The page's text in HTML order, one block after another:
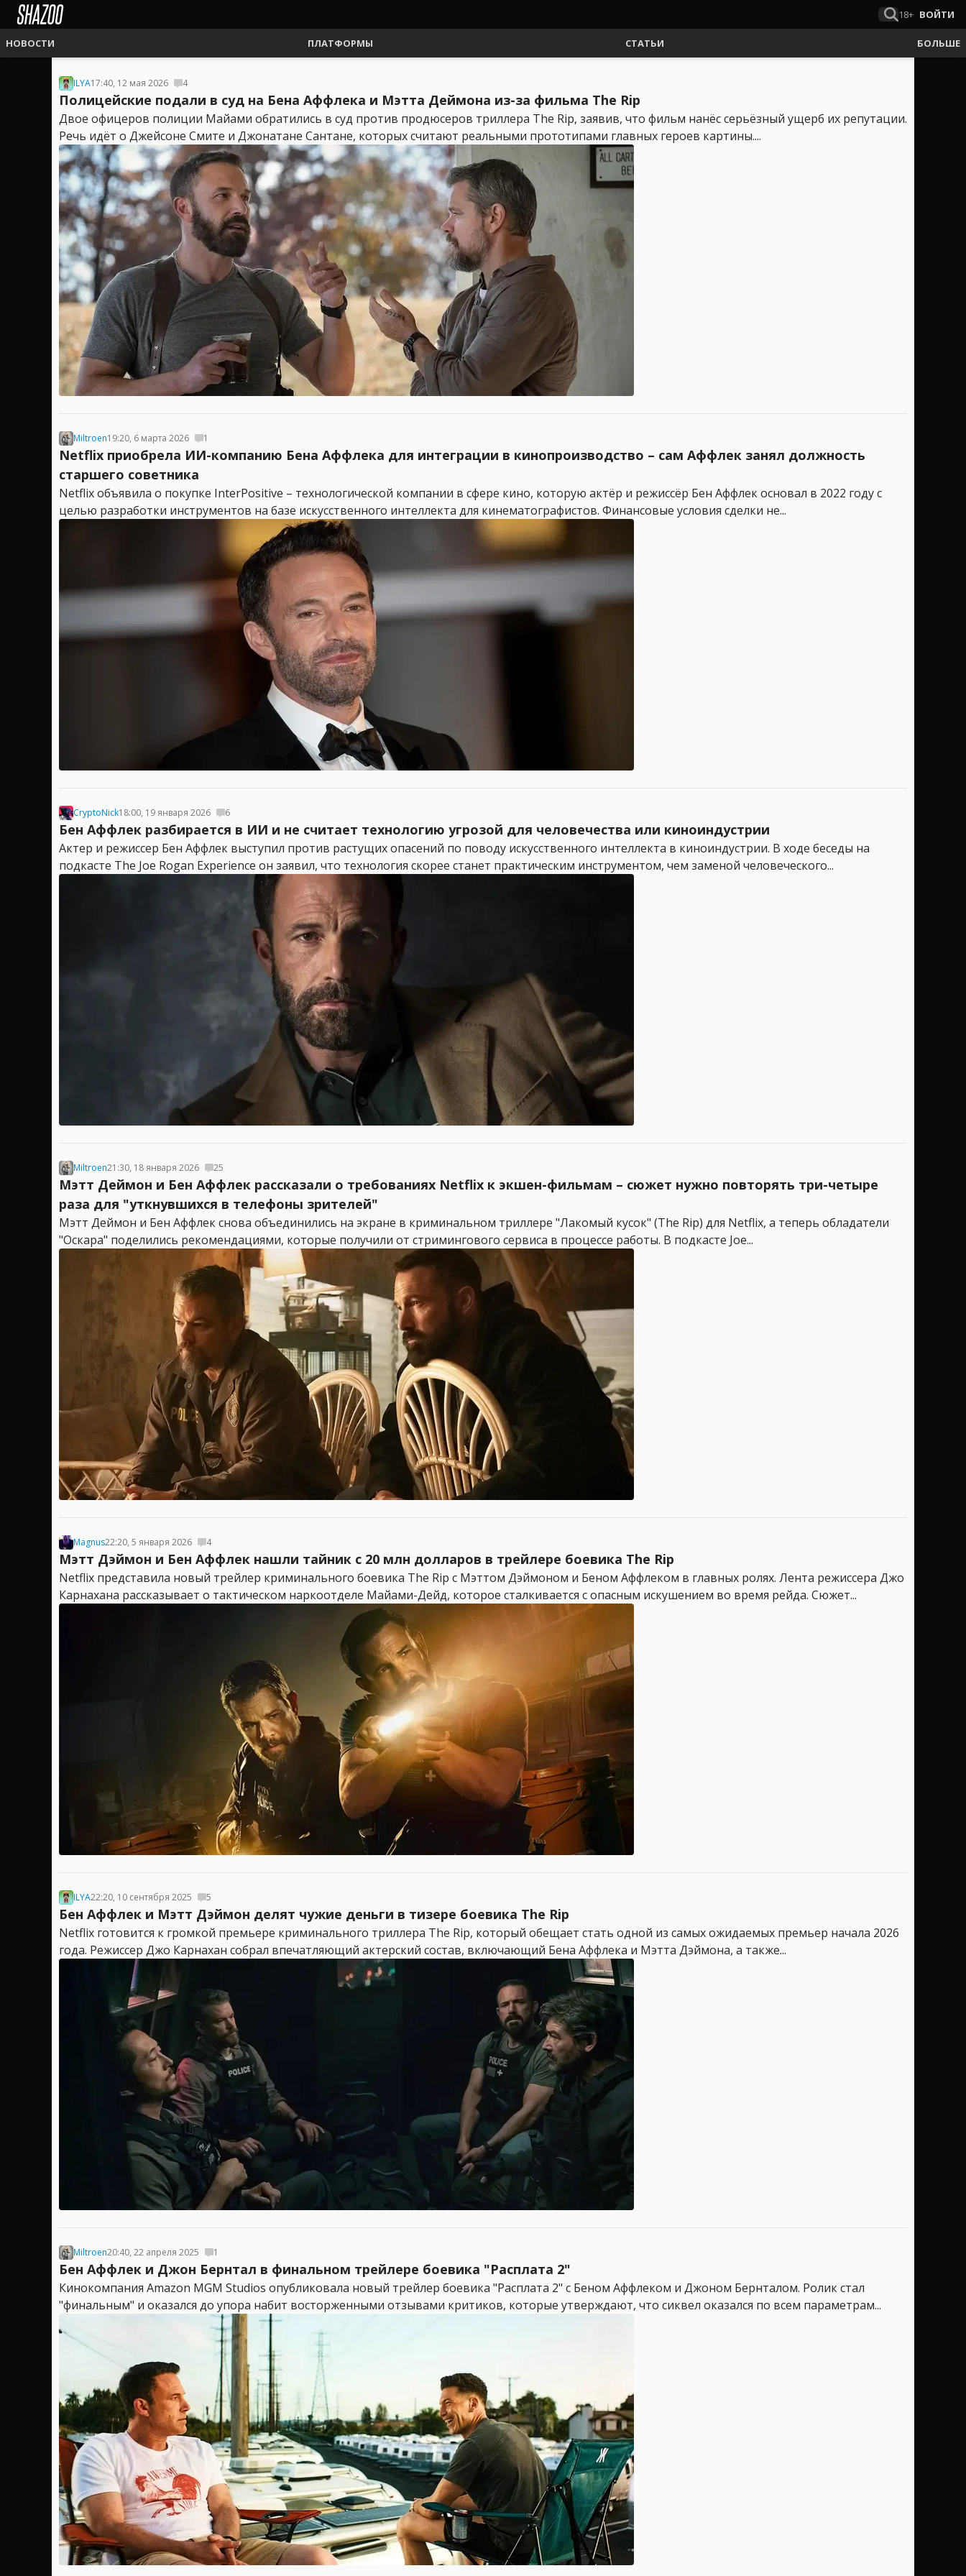
18+ ВОЙТИ
НОВОСТИ ПЛАТФОРМЫ СТАТЬИ БОЛЬШЕ
ILYA17:40, 12 мая 2026 4
Полицейские подали в суд на Бена Аффлека и Мэтта Деймона из-за фильма The Rip
Двое офицеров полиции Майами обратились в суд против продюсеров триллера The Rip, заявив, что фильм нанёс серьёзный ущерб их репутации.
Речь идёт о Джейсоне Смите и Джонатане Сантане, которых считают реальными прототипами главных героев картины....
Miltroen19:20, 6 марта 2026 1
Netflix приобрела ИИ-компанию Бена Аффлека для интеграции в кинопроизводство – сам Аффлек занял должность
старшего советника
Netflix объявила о покупке InterPositive – технологической компании в сфере кино, которую актёр и режиссёр Бен Аффлек основал в 2022 году с
целью разработки инструментов на базе искусственного интеллекта для кинематографистов. Финансовые условия сделки не...
CryptoNick18:00, 19 января 2026 6
Бен Аффлек разбирается в ИИ и не считает технологию угрозой для человечества или киноиндустрии
Актер и режиссер Бен Аффлек выступил против растущих опасений по поводу искусственного интеллекта в киноиндустрии. В ходе беседы на
подкасте The Joe Rogan Experience он заявил, что технология скорее станет практическим инструментом, чем заменой человеческого...
Miltroen21:30, 18 января 2026 25
Мэтт Деймон и Бен Аффлек рассказали о требованиях Netflix к экшен-фильмам – сюжет нужно повторять три-четыре
раза для "уткнувшихся в телефоны зрителей"
Мэтт Деймон и Бен Аффлек снова объединились на экране в криминальном триллере "Лакомый кусок" (The Rip) для Netflix, а теперь обладатели
"Оскара" поделились рекомендациями, которые получили от стримингового сервиса в процессе работы. В подкасте Joe...
Magnus22:20, 5 января 2026 4
Мэтт Дэймон и Бен Аффлек нашли тайник с 20 млн долларов в трейлере боевика The Rip
Netflix представила новый трейлер криминального боевика The Rip с Мэттом Дэймоном и Беном Аффлеком в главных ролях. Лента режиссера Джо
Карнахана рассказывает о тактическом наркоотделе Майами-Дейд, которое сталкивается с опасным искушением во время рейда. Сюжет...
ILYA22:20, 10 сентября 2025 5
Бен Аффлек и Мэтт Дэймон делят чужие деньги в тизере боевика The Rip
Netflix готовится к громкой премьере криминального триллера The Rip, который обещает стать одной из самых ожидаемых премьер начала 2026
года. Режиссер Джо Карнахан собрал впечатляющий актерский состав, включающий Бена Аффлека и Мэтта Дэймона, а также...
Miltroen20:40, 22 апреля 2025 1
Бен Аффлек и Джон Бернтал в финальном трейлере боевика "Расплата 2"
Кинокомпания Amazon MGM Studios опубликовала новый трейлер боевика "Расплата 2" с Беном Аффлеком и Джоном Бернталом. Ролик стал
"финальным" и оказался до упора набит восторженными отзывами критиков, которые утверждают, что сиквел оказался по всем параметрам...